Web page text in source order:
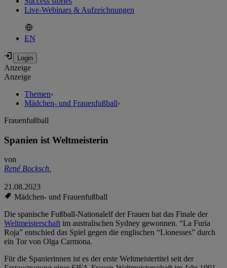
Live-Webinars & Aufzeichnungen
EN
Anzeige
Anzeige
Themen›
Mädchen- und Frauenfußball›
Frauenfußball
Spanien ist Weltmeisterin
von
René Bocksch,
21.08.2023
Mädchen- und Frauenfußball
Die spanische Fußball-Nationalelf der Frauen hat das Finale der
Weltmeisterschaftim australischen Sydney gewonnen. “La Furia
Roja” entschied das Spiel gegen die englischen “Lionesses” durch
ein Tor von Olga Carmona.
Für die Spanierinnen ist es der erste Weltmeistertitel seit der